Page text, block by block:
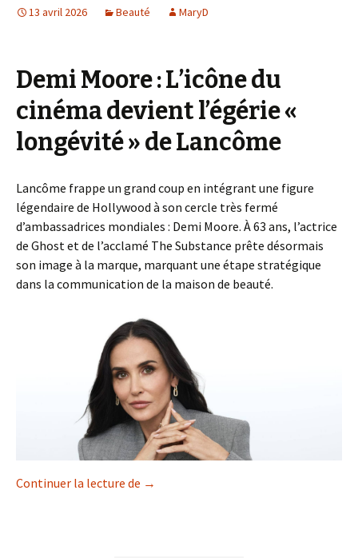
13 avril 2026 Beauté MaryD
Demi Moore : L’icône du
cinéma devient l’égérie «
longévité » de Lancôme
Lancôme frappe un grand coup en intégrant une figure
légendaire de Hollywood à son cercle très fermé
d’ambassadrices mondiales : Demi Moore. À 63 ans, l’actrice
de Ghost et de l’acclamé The Substance prête désormais
son image à la marque, marquant une étape stratégique
dans la communication de la maison de beauté.
Continuer la lecture de Demi Moore : le nouveau visage
→